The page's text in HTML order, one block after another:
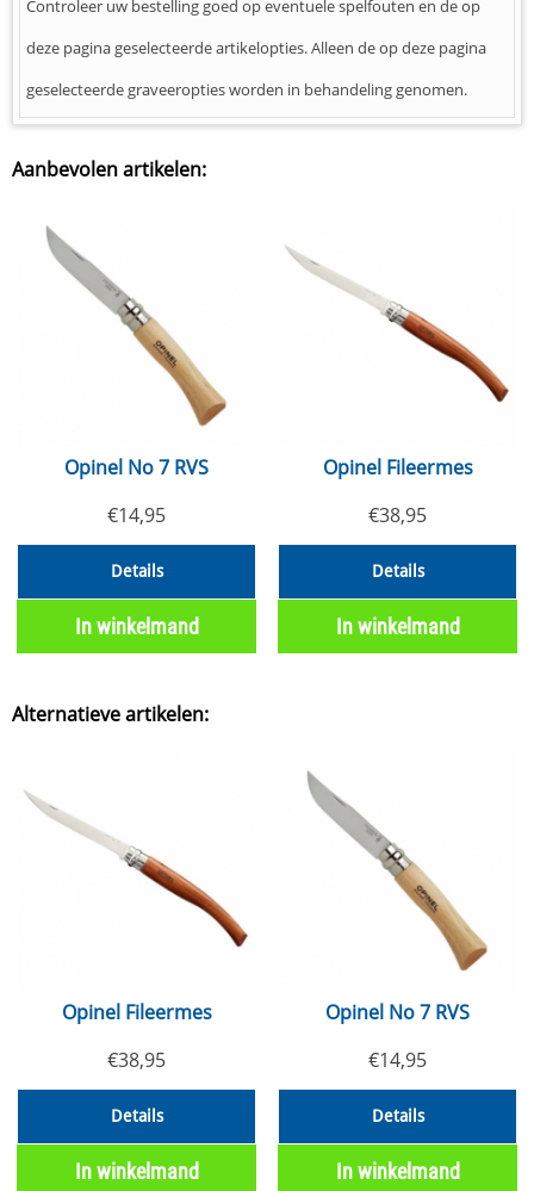
Controleer uw bestelling goed op eventuele spelfouten en de op
deze pagina geselecteerde artikelopties. Alleen de op deze pagina
geselecteerde graveeropties worden in behandeling genomen.
Aanbevolen artikelen:
Opinel No 7 RVS
€14,95
Details
In winkelmand
Opinel Fileermes
€38,95
Details
In winkelmand
Alternatieve artikelen:
Opinel Fileermes
€38,95
Details
In winkelmand
Opinel No 7 RVS
€14,95
Details
In winkelmand